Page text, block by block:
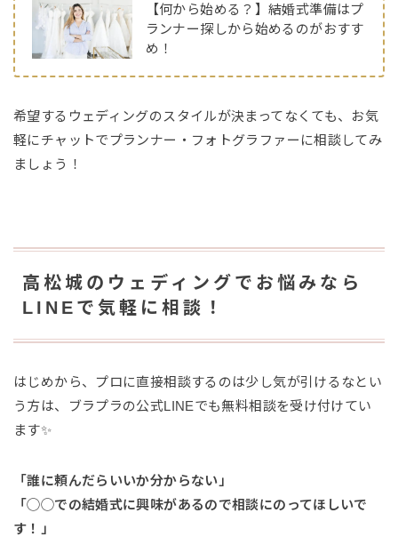
【何から始める？】結婚式準備はプ
ランナー探しから始めるのがおすす
め！
希望するウェディングのスタイルが決まってなくても、お気
軽にチャットでプランナー・フォトグラファーに相談してみ
ましょう！
高松城のウェディングでお悩みなら
LINEで気軽に相談！
はじめから、プロに直接相談するのは少し気が引けるなとい
う方は、ブラプラの公式LINEでも無料相談を受け付けてい
ます✨
「誰に頼んだらいいか分からない」
「◯◯での結婚式に興味があるので相談にのってほしいで
す！」